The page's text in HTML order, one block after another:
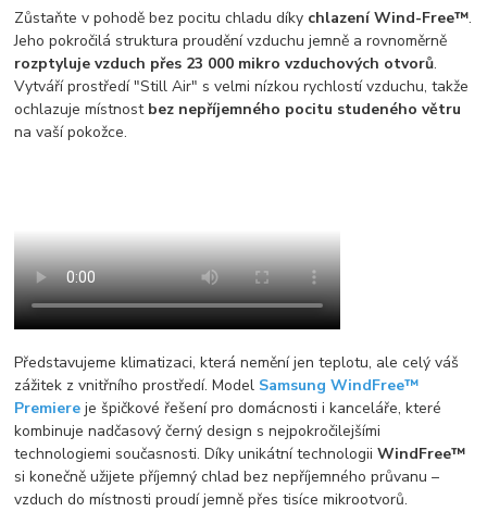
Zůstaňte v pohodě bez pocitu chladu díky chlazení Wind-Free™.
Jeho pokročilá struktura proudění vzduchu jemně a rovnoměrně
rozptyluje vzduch přes 23 000 mikro vzduchových otvorů.
Vytváří prostředí "Still Air" s velmi nízkou rychlostí vzduchu, takže
ochlazuje místnost bez nepříjemného pocitu studeného větru
na vaší pokožce.
Představujeme klimatizaci, která nemění jen teplotu, ale celý váš
zážitek z vnitřního prostředí. Model Samsung WindFree™
Premiere je špičkové řešení pro domácnosti i kanceláře, které
kombinuje nadčasový černý design s nejpokročilejšími
technologiemi současnosti. Díky unikátní technologiiWindFree™
si konečně užijete příjemný chlad bez nepříjemného průvanu –
vzduch do místnosti proudí jemně přes tisíce mikrootvorů.